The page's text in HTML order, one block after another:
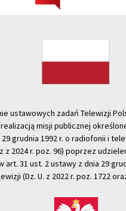
ustawowych zadań Telewizji
misji publicznej
grudnia 1992 r. o radiofonii i
z 2024 r. poz. 96) poprzez
art. 31 ust. 2 ustawy z dnia 29
(Dz. U. z 2022 r. poz. 1722